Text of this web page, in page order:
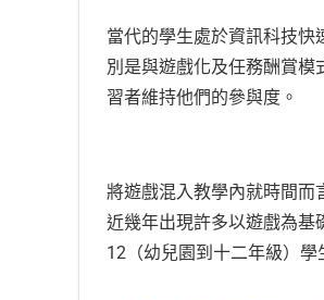
當代的學生處於資訊科技
別是與遊戲化及任務酬賞
習者維持他們的參與度。
將遊戲混入教學內就時間而
近幾年出現許多以遊戲為基
12（幼兒園到十二年級）學